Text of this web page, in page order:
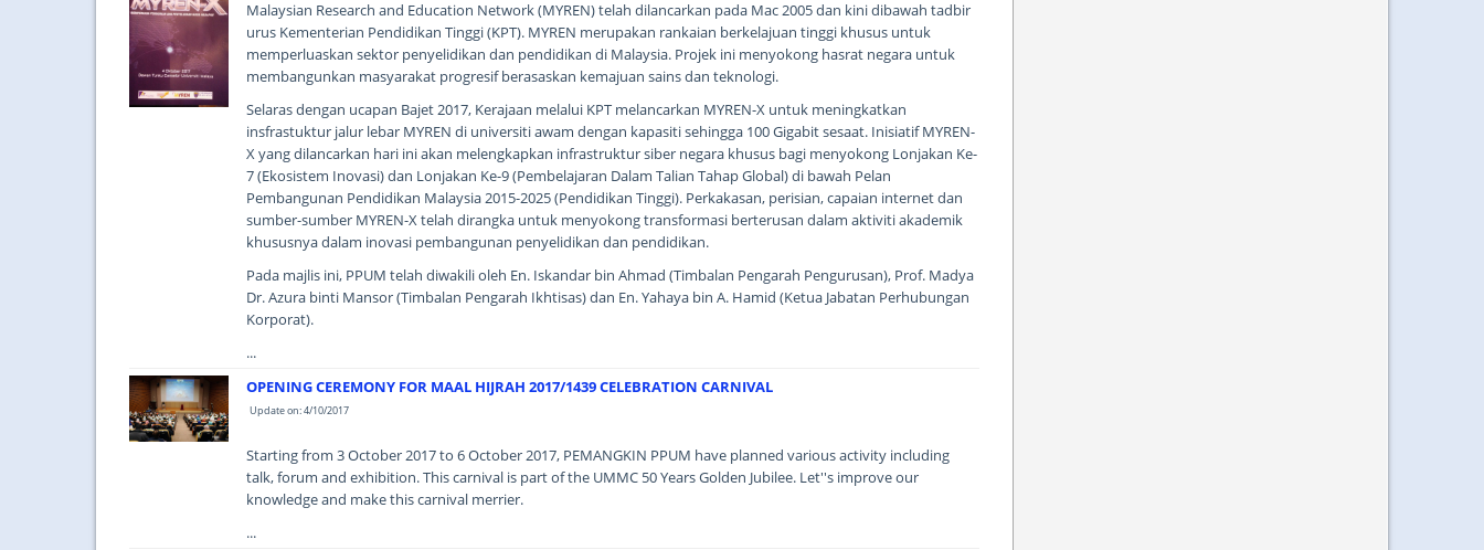
Malaysian Research and Education Network (MYREN) telah dilancarkan pada Mac 2005 dan kini dibawah tadbir
urus Kementerian Pendidikan Tinggi (KPT). MYREN merupakan rankaian berkelajuan tinggi khusus untuk
memperluaskan sektor penyelidikan dan pendidikan di Malaysia. Projek ini menyokong hasrat negara untuk
membangunkan masyarakat progresif berasaskan kemajuan sains dan teknologi.
Selaras dengan ucapan Bajet 2017, Kerajaan melalui KPT melancarkan MYREN-X untuk meningkatkan
insfrastuktur jalur lebar MYREN di universiti awam dengan kapasiti sehingga 100 Gigabit sesaat. Inisiatif MYREN-
X yang dilancarkan hari ini akan melengkapkan infrastruktur siber negara khusus bagi menyokong Lonjakan Ke-
7 (Ekosistem Inovasi) dan Lonjakan Ke-9 (Pembelajaran Dalam Talian Tahap Global) di bawah Pelan
Pembangunan Pendidikan Malaysia 2015-2025 (Pendidikan Tinggi). Perkakasan, perisian, capaian internet dan
sumber-sumber MYREN-X telah dirangka untuk menyokong transformasi berterusan dalam aktiviti akademik
khususnya dalam inovasi pembangunan penyelidikan dan pendidikan.
Pada majlis ini, PPUM telah diwakili oleh En. Iskandar bin Ahmad (Timbalan Pengarah Pengurusan), Prof. Madya
Dr. Azura binti Mansor (Timbalan Pengarah Ikhtisas) dan En. Yahaya bin A. Hamid (Ketua Jabatan Perhubungan
Korporat).
...
OPENING CEREMONY FOR MAAL HIJRAH 2017/1439 CELEBRATION CARNIVAL
Update on: 4/10/2017
Starting from 3 October 2017 to 6 October 2017, PEMANGKIN PPUM have planned various activity including
talk, forum and exhibition. This carnival is part of the UMMC 50 Years Golden Jubilee. Let''s improve our
knowledge and make this carnival merrier.
...